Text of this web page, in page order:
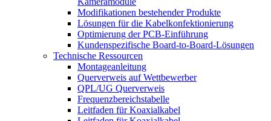
Modifikationen bestehender Produkte
Lösungen für die Kabelkonfektionierung
Optimierung der PCB-Einführung
Kundenspezifische Board-to-Board-Lösungen
Technische Ressourcen
Montageanleitung
Querverweis auf Wettbewerber
QPL/UG Querverweis
Frequenzbereichstabelle
Leitfaden für Koaxialkabel